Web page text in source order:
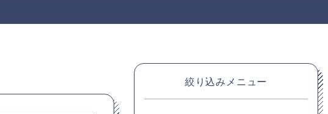
絞り込みメニュー